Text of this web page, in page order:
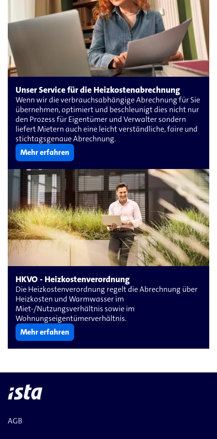
Unser Service für die Heizkostenabrechnung
Wenn wir die verbrauchsabhängige Abrechnung für Sie
übernehmen, optimiert und beschleunigt dies nicht nur
den Prozess für Eigentümer und Verwalter sondern
liefert Mietern auch eine leicht verständliche, faire und
stichtagsgenaue Abrechnung.
Mehr erfahren
HKVO - Heizkostenverordnung
Die Heizkostenverordnung regelt die Abrechnung über
Heizkosten und Warmwasser im
Miet-/Nutzungsverhältnis sowie im
Wohnungseigentümerverhältnis.
Mehr erfahren
AGB